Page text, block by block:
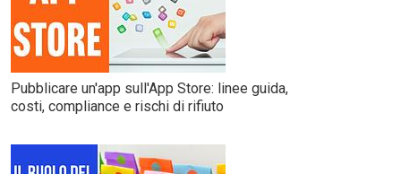
Pubblicare un'app sull'App Store: linee guida,
costi, compliance e rischi di rifiuto